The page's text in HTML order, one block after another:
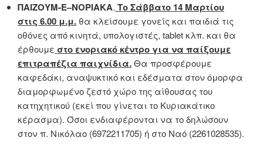
ΠΑΙΖΟΥΜ-Ε–ΝΟΡΙΑΚΑ. Το Σάββατο 14 Μαρτίου
στις 6.00 μ.μ. θα κλείσουμε γονείς και παιδιά τις
οθόνες από κινητά, υπολογιστές, tablet κλπ. και θα
έρθουμε στο ενοριακό κέντρο για να παίξουμε
επιτραπέζια παιχνίδια.Θα προσφέρουμε
καφεδάκι, αναψυκτικό και εδέσματα στον όμορφα
διαμορφωμένο ζεστό χώρο της αίθουσας του
κατηχητικού (εκεί που γίνεται το Κυριακάτικο
κέρασμα). Όσοι ενδιαφέρονται να το δηλώσουν
στον π. Νικόλαο (6972211705) ή στο Ναό (2261028535).